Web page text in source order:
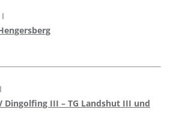
Dingolfing III – TG Landshut III und